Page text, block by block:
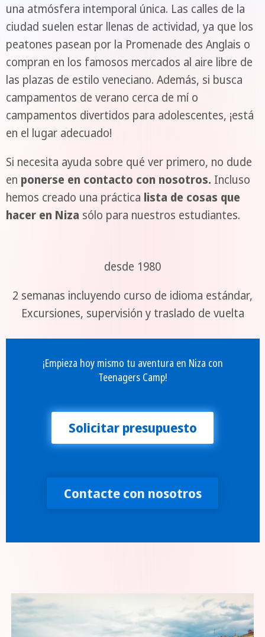
una atmósfera intemporal única. Las calles de la
ciudad suelen estar llenas de actividad, ya que los
peatones pasean por la Promenade des Anglais o
compran en los famosos mercados al aire libre de
las plazas de estilo veneciano. Además, si busca
campamentos de verano cerca de mí o
campamentos divertidos para adolescentes, ¡está
en el lugar adecuado!
Si necesita ayuda sobre qué ver primero, no dude
en ponerse en contacto con nosotros. Incluso
hemos creado una práctica lista de cosas que
hacer en Niza sólo para nuestros estudiantes.
desde 1980
2 semanas incluyendo curso de idioma estándar,
Excursiones, supervisión y traslado de vuelta
¡Empieza hoy mismo tu aventura en Niza con
Teenagers Camp!
Solicitar presupuesto
Contacte con nosotros